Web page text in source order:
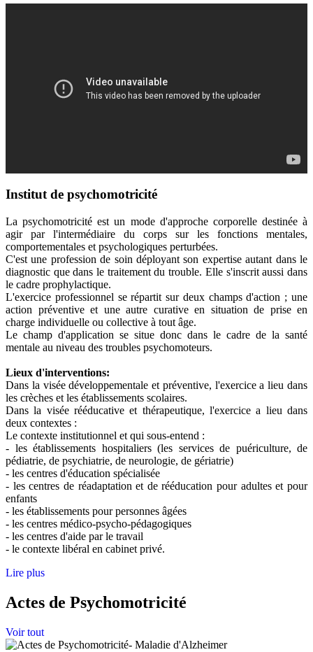
Institut de psychomotricité
La psychomotricité est un mode d'approche corporelle destinée à
agir par l'intermédiaire du corps sur les fonctions mentales,
comportementales et psychologiques perturbées.
C'est une profession de soin déployant son expertise autant dans le
diagnostic que dans le traitement du trouble. Elle s'inscrit aussi dans
le cadre prophylactique.
L'exercice professionnel se répartit sur deux champs d'action ; une
action préventive et une autre curative en situation de prise en
charge individuelle ou collective à tout âge.
Le champ d'application se situe donc dans le cadre de la santé
mentale au niveau des troubles psychomoteurs.
Lieux d'interventions:
Dans la visée développementale et préventive, l'exercice a lieu dans
les crèches et les établissements scolaires.
Dans la visée rééducative et thérapeutique, l'exercice a lieu dans
deux contextes :
Le contexte institutionnel et qui sous-entend :
- les établissements hospitaliers (les services de puériculture, de
pédiatrie, de psychiatrie, de neurologie, de gériatrie)
- les centres d'éducation spécialisée
- les centres de réadaptation et de rééducation pour adultes et pour
enfants
- les établissements pour personnes âgées
- les centres médico-psycho-pédagogiques
- les centres d'aide par le travail
- le contexte libéral en cabinet privé.
Lire plus
Actes de Psychomotricité
Voir tout